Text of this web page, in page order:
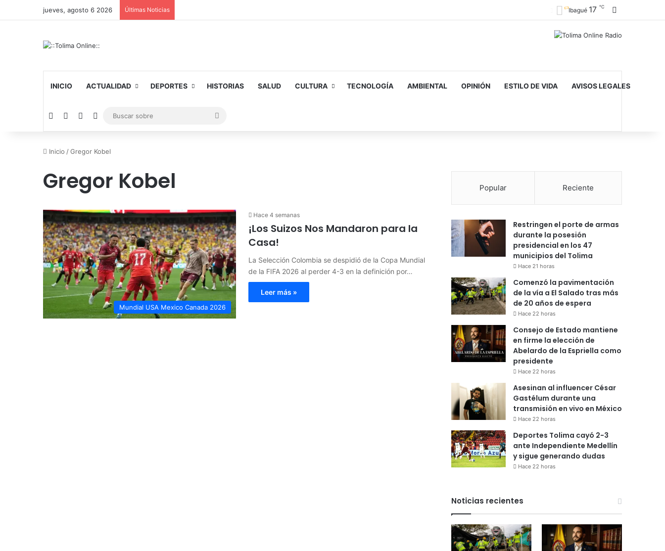
jueves, agosto 6 2026 Últimas Noticias Ibagué 17 ℃
INICIO ACTUALIDAD DEPORTES HISTORIAS SALUD CULTURA TECNOLOGÍA AMBIENTAL OPINIÓN ESTILO DE VIDA AVISOS LEGALES
Facebook YouTubeInstagram
sobre
Inicio /Gregor Kobel
Gregor Kobel
Mundial USA Mexico Canada 2026
Hace 4 semanas
¡Los Suizos Nos Mandaron para la
Casa!
La Selección Colombia se despidió de la Copa Mundial
de la FIFA 2026 al perder 4-3 en la definición por…
Leer más »
Popular Reciente
Restringen el porte de armas
durante la posesión
presidencial en los 47
municipios del Tolima
Hace 21 horas
Comenzó la pavimentación
de la vía a El Salado tras más
de 20 años de espera
Hace 22 horas
Consejo de Estado mantiene
en firme la elección de
Abelardo de la Espriella como
presidente
Hace 22 horas
Asesinan al influencer César
Gastélum durante una
transmisión en vivo en México
Hace 22 horas
Deportes Tolima cayó 2-3
ante Independiente Medellín
y sigue generando dudas
Hace 22 horas
Noticias recientes